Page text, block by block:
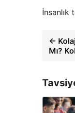
İnsanlık
←
Mı?